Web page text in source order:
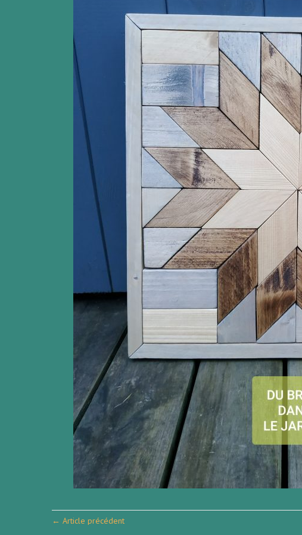
← Article précédent